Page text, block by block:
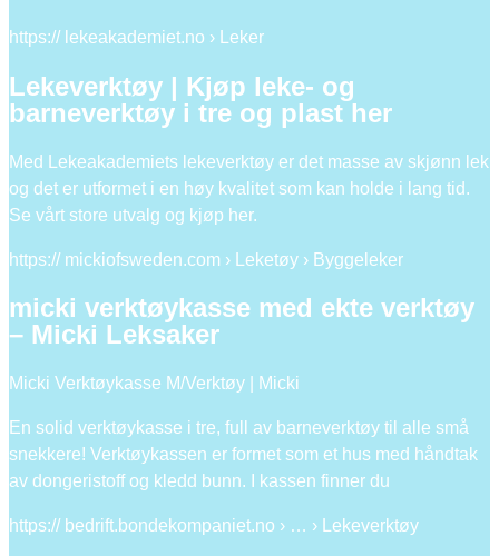
https:// lekeakademiet.no › Leker
Lekeverktøy | Kjøp leke- og
barneverktøy i tre og plast her
Med Lekeakademiets lekeverktøy er det masse av skjønn lek
og det er utformet i en høy kvalitet som kan holde i lang tid.
Se vårt store utvalg og kjøp her.
https:// mickiofsweden.com › Leketøy › Byggeleker
micki verktøykasse med ekte verktøy
– Micki Leksaker
Micki Verktøykasse M/Verktøy | Micki
En solid verktøykasse i tre, full av barneverktøy til alle små
snekkere! Verktøykassen er formet som et hus med håndtak
av dongeristoff og kledd bunn. I kassen finner du
https:// bedrift.bondekompaniet.no › … › Lekeverktøy